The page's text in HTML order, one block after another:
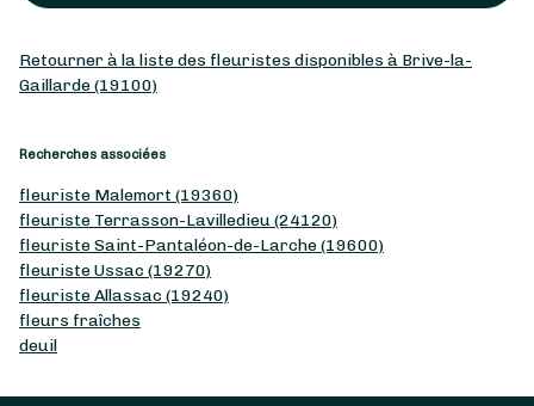
Retourner à la liste des fleuristes disponibles à Brive-la-
Gaillarde (19100)
Recherches associées
fleuriste Malemort (19360)
fleuriste Terrasson-Lavilledieu (24120)
fleuriste Saint-Pantaléon-de-Larche (19600)
fleuriste Ussac (19270)
fleuriste Allassac (19240)
fleurs fraîches
deuil